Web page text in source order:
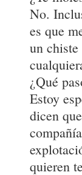
No.
es que
un
¿Qué
Estoy
dicen
quieren